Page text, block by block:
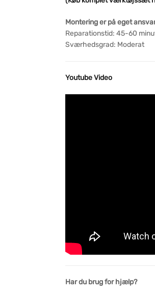
Montering er på eget
Reparationstid: 45-60
Sværhedsgrad: Moderat
Youtube Video
Har du brug for hjælp?